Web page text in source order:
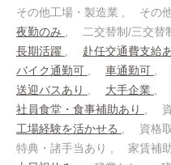
その他工場・製造業
その
夜勤のみ
二交替制/三交替
長期活躍
赴任交通費支給
バイク通勤可
車通勤可
送迎バスあり
大手企業
社員食堂・食事補助あり
工場経験を活かせる
資格
特典・諸手当あり
家賃補